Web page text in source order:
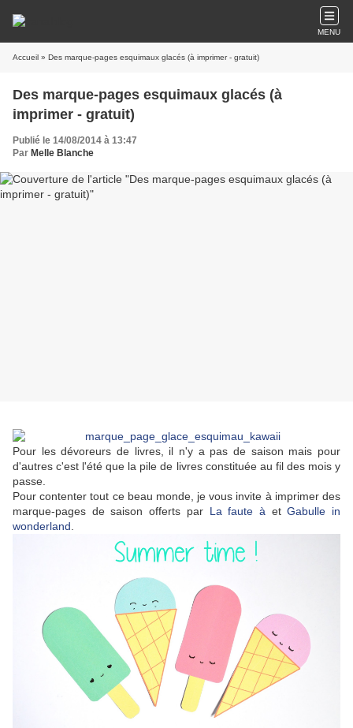
MENU
Accueil » Des marque-pages esquimaux glacés (à imprimer - gratuit)
Des marque-pages esquimaux glacés (à
imprimer - gratuit)
Publié le 14/08/2014 à 13:47
Par Melle Blanche
Pour les dévoreurs de livres, il n'y a pas de saison mais pour
d'autres c'est l'été que la pile de livres constituée au fil des mois y
passe.
Pour contenter tout ce beau monde, je vous invite à imprimer des
marque-pages de saison offerts par La faute à etGabulle in
wonderland